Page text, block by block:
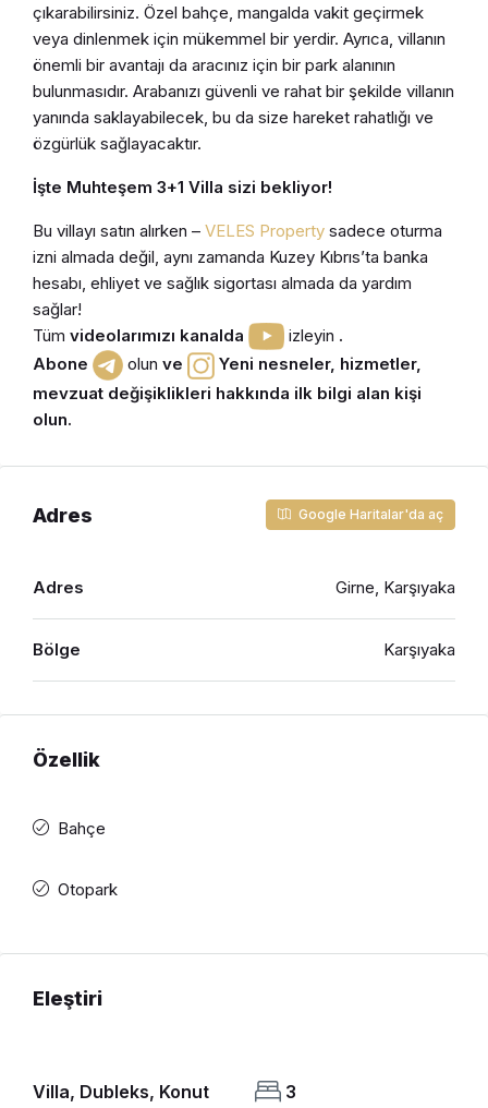
çıkarabilirsiniz. Özel bahçe, mangalda vakit geçirmek
veya dinlenmek için mükemmel bir yerdir. Ayrıca, villanın
önemli bir avantajı da aracınız için bir park alanının
bulunmasıdır. Arabanızı güvenli ve rahat bir şekilde villanın
yanında saklayabilecek, bu da size hareket rahatlığı ve
özgürlük sağlayacaktır.
İşte Muhteşem 3+1 Villa sizi bekliyor!
Bu villayı satın alırken – VELES Property sadece oturma
izni almada değil, aynı zamanda Kuzey Kıbrıs’ta banka
hesabı, ehliyet ve sağlık sigortası almada da yardım
sağlar!
Tüm videolarımızı kanalda izleyin .
Abone
olun ve
Yeni nesneler, hizmetler,
mevzuat değişiklikleri hakkında ilk bilgi alan kişi
olun.
Adres Google Haritalar'da aç
Adres Girne, Karşıyaka
Bölge Karşıyaka
Özellik
Bahçe
Otopark
Eleştiri
Villa, Dubleks, Konut 3